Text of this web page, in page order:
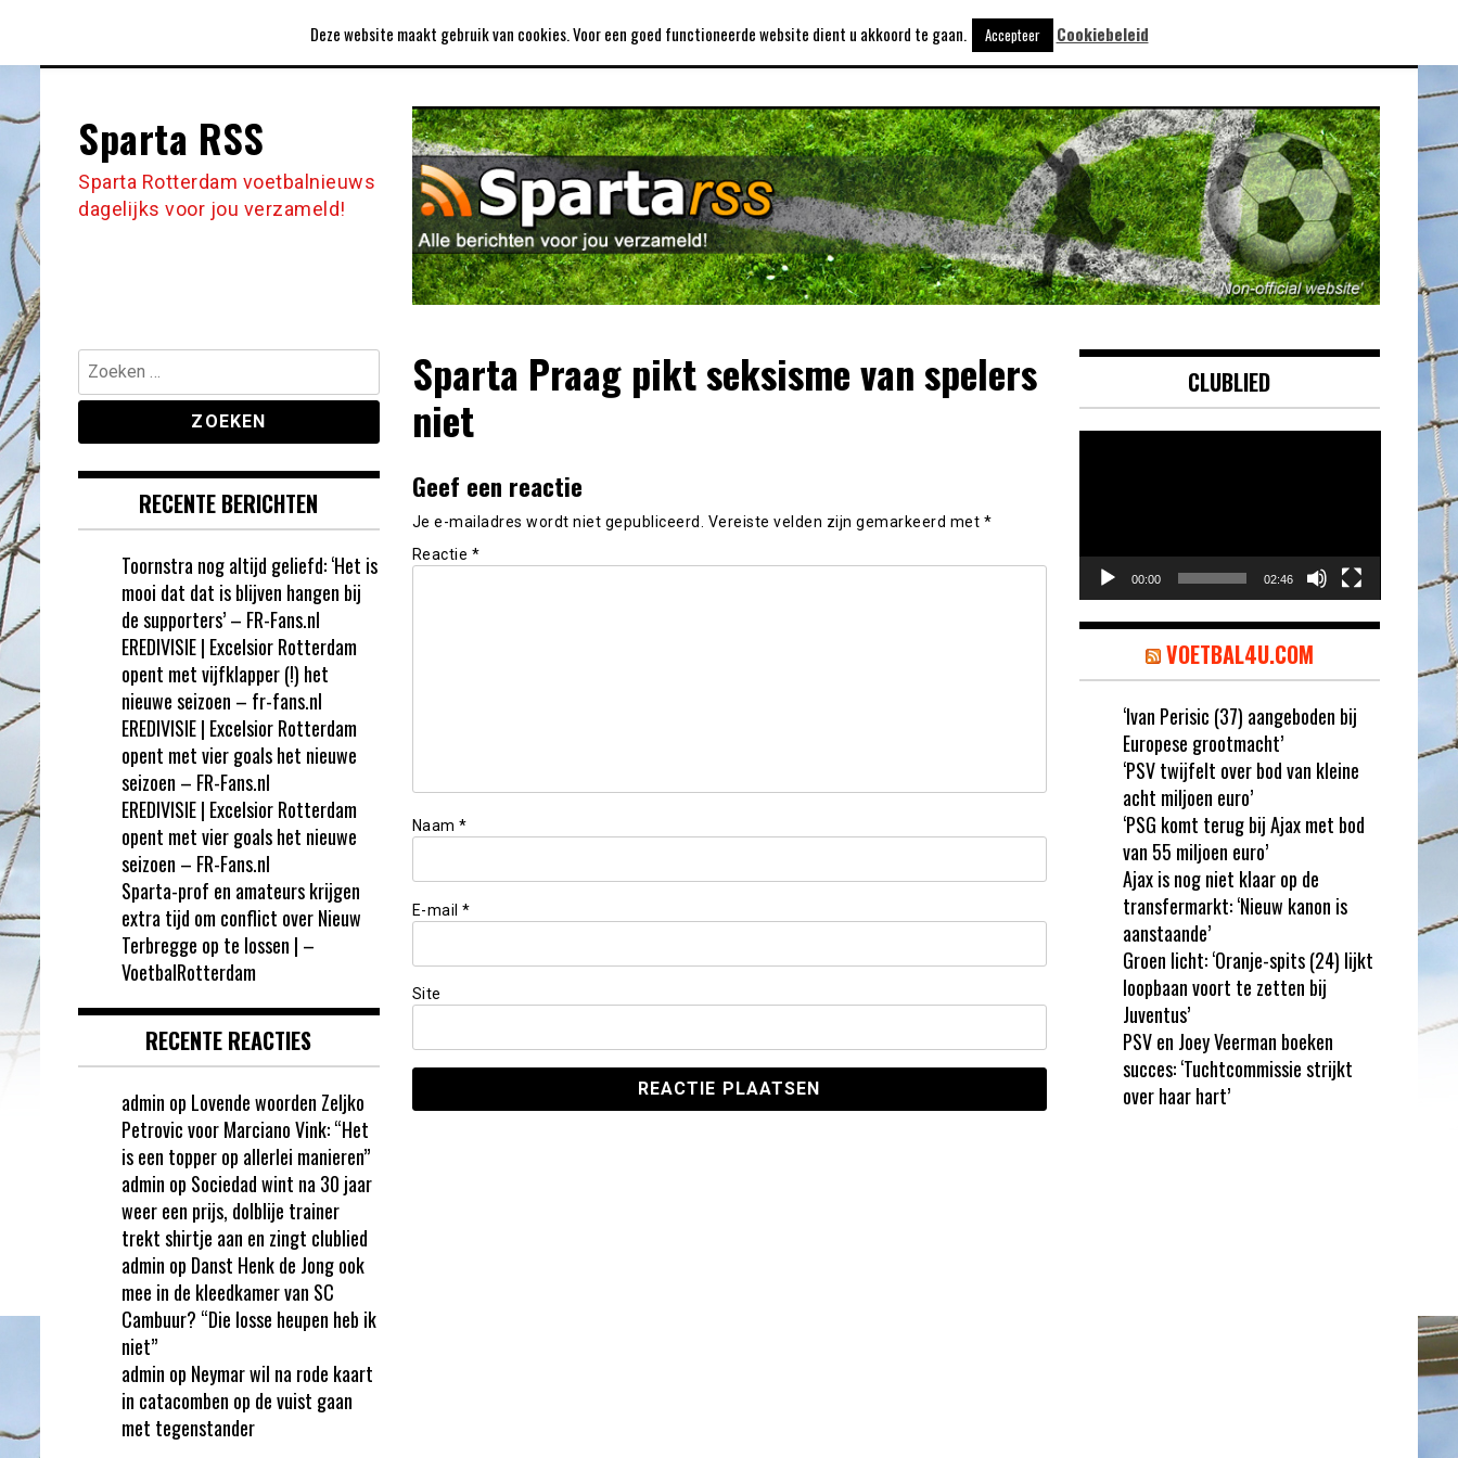
de
COOKIEBELEID DISCLAIMER LINKS PRIJZENKAST
Sparta RSS
Sparta Rotterdam voetbalnieuws
dagelijks voor jou verzameld!
Sparta Praag pikt seksisme van spelers
niet
Geef een reactie
Je e-mailadres wordt niet gepubliceerd. Vereiste velden zijn gemarkeerd met *
Reactie *
Naam *
E-mail *
Site
Zoeken
naar:
RECENTE BERICHTEN
Toornstra nog altijd geliefd: ‘Het is
mooi dat dat is blijven hangen bij
de supporters’ – FR-Fans.nl
EREDIVISIE | Excelsior Rotterdam
opent met vijfklapper (!) het
nieuwe seizoen – fr-fans.nl
EREDIVISIE | Excelsior Rotterdam
opent met vier goals het nieuwe
seizoen – FR-Fans.nl
EREDIVISIE | Excelsior Rotterdam
opent met vier goals het nieuwe
seizoen – FR-Fans.nl
Sparta-prof en amateurs krijgen
extra tijd om conflict over Nieuw
Terbregge op te lossen | –
VoetbalRotterdam
RECENTE REACTIES
admin op Lovende woorden Zeljko
Petrovic voor Marciano Vink: “Het
is een topper op allerlei manieren”
admin op Sociedad wint na 30 jaar
weer een prijs, dolblije trainer
trekt shirtje aan en zingt clublied
admin op Danst Henk de Jong ook
mee in de kleedkamer van SC
Cambuur? “Die losse heupen heb ik
niet”
admin op Neymar wil na rode kaart
in catacomben op de vuist gaan
met tegenstander
CLUBLIED
00:00 02:46
VOETBAL4U.COM
‘Ivan Perisic (37) aangeboden bij
Europese grootmacht’
‘PSV twijfelt over bod van kleine
acht miljoen euro’
‘PSG komt terug bij Ajax met bod
van 55 miljoen euro’
Ajax is nog niet klaar op de
transfermarkt: ‘Nieuw kanon is
aanstaande’
Groen licht: ‘Oranje-spits (24) lijkt
loopbaan voort te zetten bij
Juventus’
PSV en Joey Veerman boeken
succes: ‘Tuchtcommissie strijkt
over haar hart’
Deze website maakt gebruik van cookies. Voor een goed functioneerde website dient u akkoord te gaan. Accepteer Cookiebeleid